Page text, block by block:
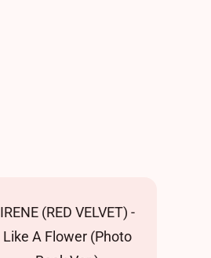
IRENE (RED VELVET) -
Like A Flower (Photo